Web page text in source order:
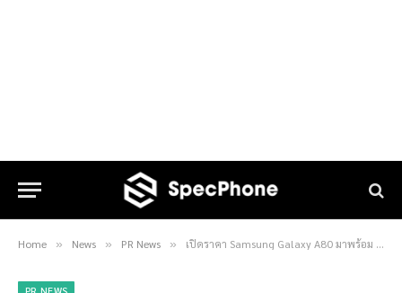
Home » News » PR News » เปิดราคา Samsung Galaxy A80 มาพร้อม Rotating Triple Camera ให้ภาพถ่ายคมชัดเท่ากันทั้งกล้องหน้าและกล้องหลัง | 21,990 บาท